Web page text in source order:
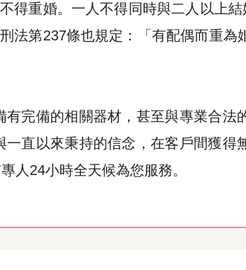
得重婚。一人不得同時與二人以上
法第237條也規定：「有配偶而重為
完備的相關器材，甚至與專業合法
直以來秉持的信念，在客戶間獲得
人24小時全天候為您服務。